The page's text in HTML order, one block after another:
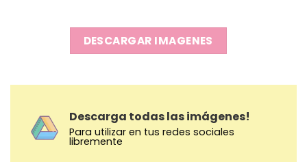
DESCARGAR IMAGENES
Descarga todas las imágenes!
Para utilizar en tus redes sociales
libremente